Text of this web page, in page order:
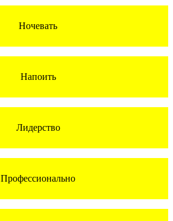
Ночевать
Напоить
Лидерство
Профессионально